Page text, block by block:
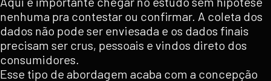
nenhuma pra contestar ou confirmar. A coleta dos
dados não pode ser enviesada e os dados finais
precisam ser crus, pessoais e vindos direto dos
consumidores.
Esse tipo de abordagem acaba com a concepção